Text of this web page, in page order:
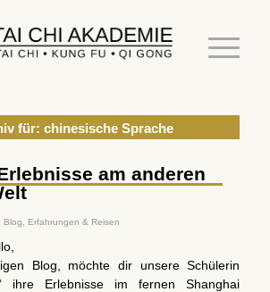
für: chinesische Sprache
am anderen
Blog Erfahrungen & Reisen
Blog, möchte dir unsere Schülerin
ihre Erlebnisse im fernen Shanghai